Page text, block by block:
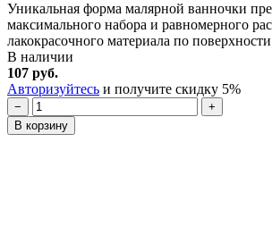
Уникальная форма малярной ванночки
максимального набора и равномерного
лакокрасочного материала по
В наличии
107 руб.
Авторизуйтесь и получите скидку 5%
−
+
В корзину